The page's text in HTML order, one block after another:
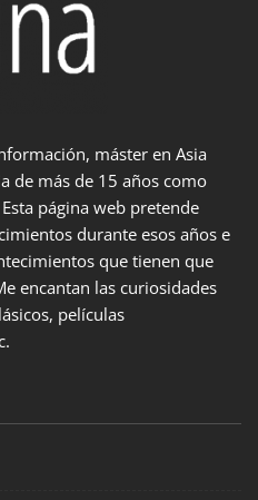
máster en Asia
de más de 15 años como
página web pretende
durante esos años e
que tienen que
encantan las curiosidades
películas